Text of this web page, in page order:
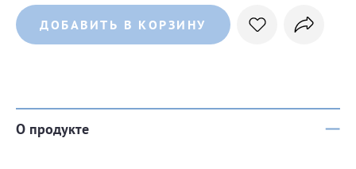
ДОБАВИТЬ В КОРЗИНУ
О продукте